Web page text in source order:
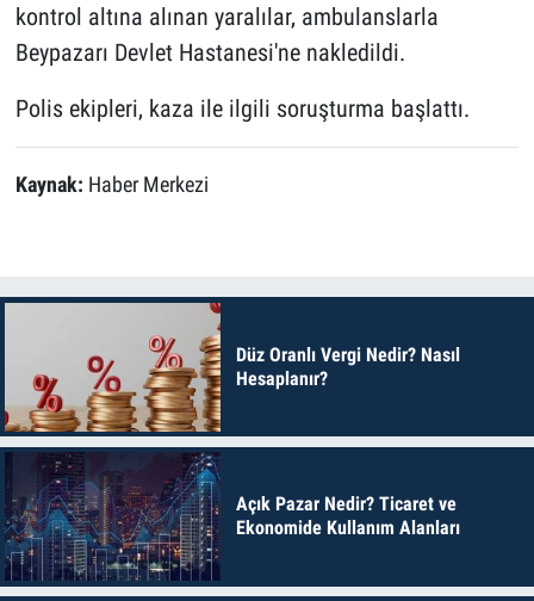
kontrol altına alınan yaralılar, ambulanslarla
Beypazarı Devlet Hastanesi'ne nakledildi.
Polis ekipleri, kaza ile ilgili soruşturma başlattı.
Kaynak: Haber Merkezi
Düz Oranlı Vergi Nedir? Nasıl
Hesaplanır?
Açık Pazar Nedir? Ticaret ve
Ekonomide Kullanım Alanları